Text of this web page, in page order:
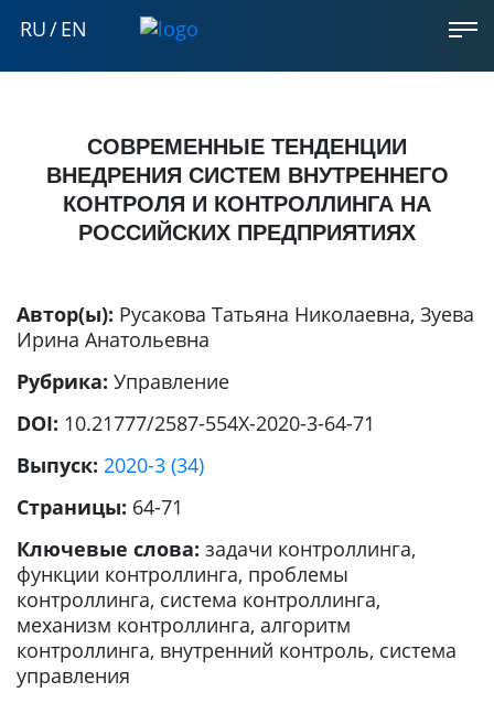
RU/EN
СОВРЕМЕННЫЕ ТЕНДЕНЦИИ
ВНЕДРЕНИЯ СИСТЕМ ВНУТРЕННЕГО
КОНТРОЛЯ И КОНТРОЛЛИНГА НА
РОССИЙСКИХ ПРЕДПРИЯТИЯХ
Автор(ы): Русакова Татьяна Николаевна, Зуева
Ирина Анатольевна
Рубрика: Управление
DOI: 10.21777/2587-554X-2020-3-64-71
Выпуск: 2020-3 (34)
Страницы: 64-71
Ключевые слова: задачи контроллинга,
функции контроллинга, проблемы
контроллинга, система контроллинга,
механизм контроллинга, алгоритм
контроллинга, внутренний контроль, система
управления